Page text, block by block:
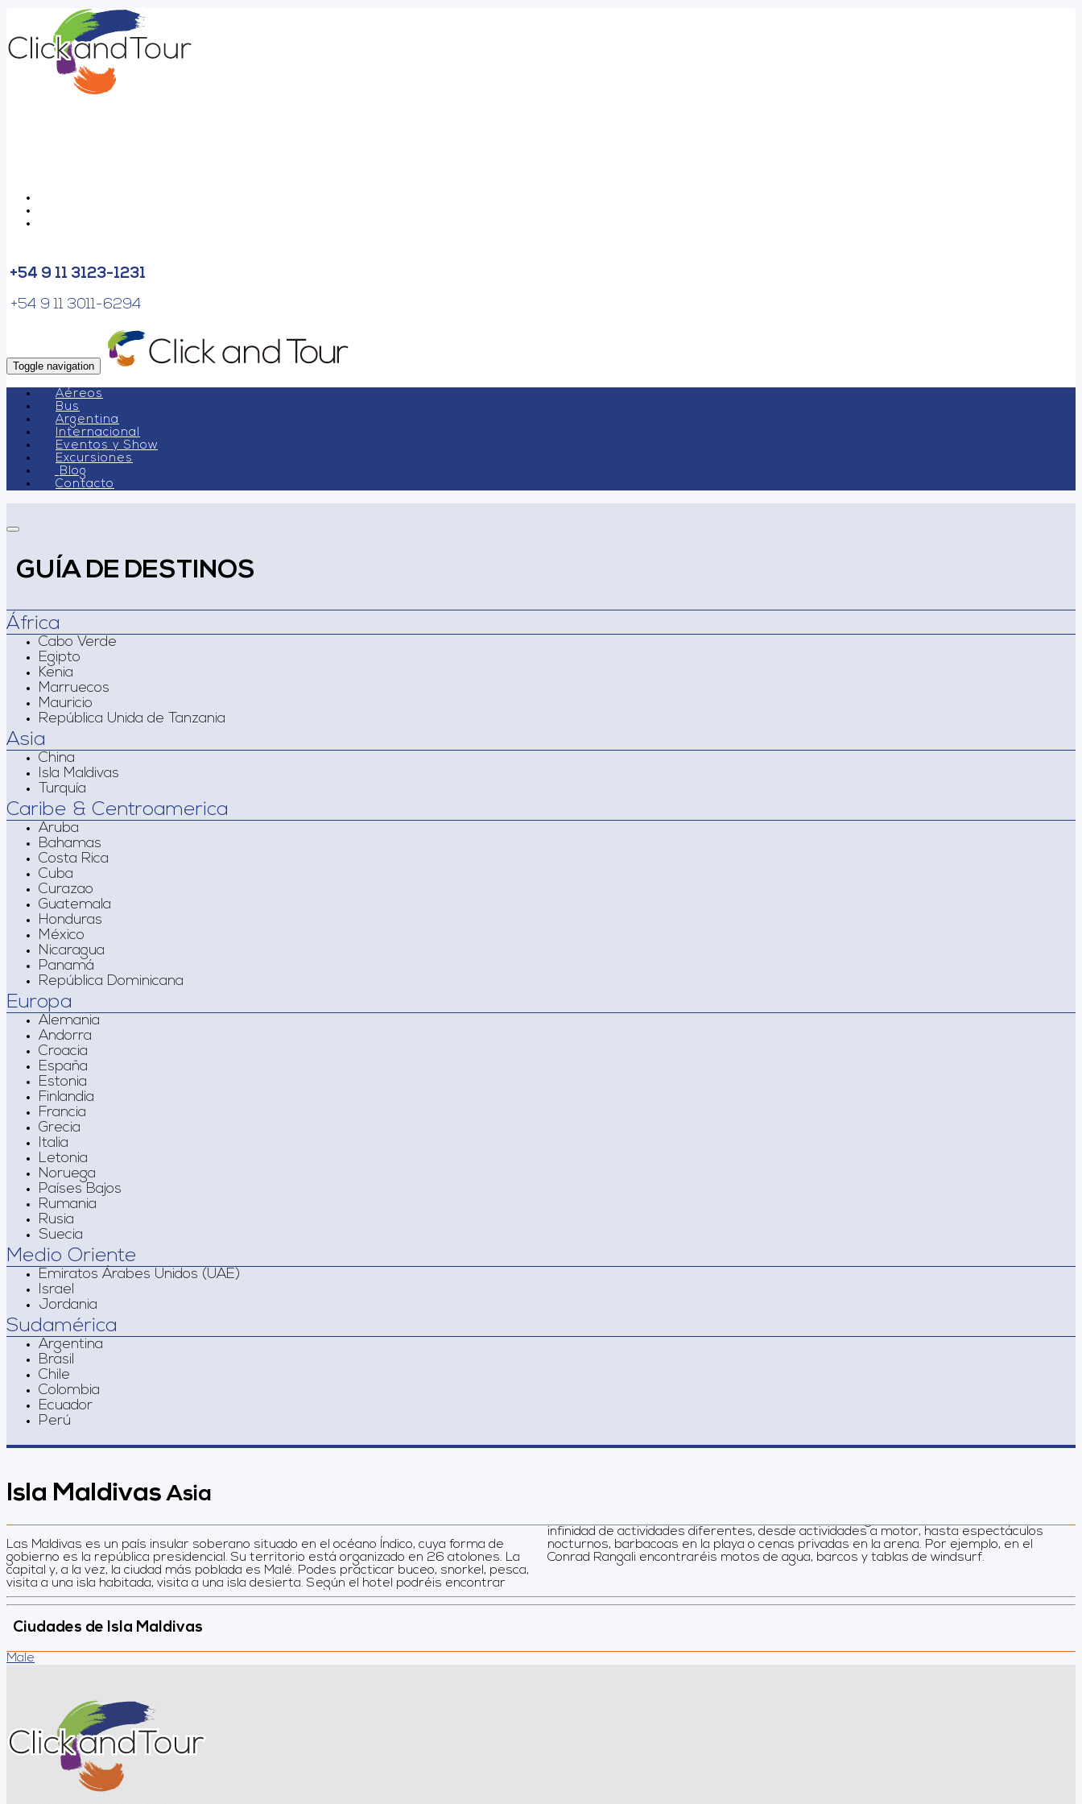
+54 9 11 3123-1231
+54 9 11 3011-6294
Toggle navigation
Aéreos
Bus
Argentina
Internacional
Eventos y Show
Excursiones
Blog
Contacto
GUÍA DE DESTINOS
África
Cabo Verde
Egipto
Kenia
Marruecos
Mauricio
República Unida de Tanzania
Asia
China
Isla Maldivas
Turquía
Caribe & Centroamerica
Aruba
Bahamas
Costa Rica
Cuba
Curazao
Guatemala
Honduras
México
Nicaragua
Panamá
República Dominicana
Europa
Alemania
Andorra
Croacia
España
Estonia
Finlandia
Francia
Grecia
Italia
Letonia
Noruega
Países Bajos
Rumania
Rusia
Suecia
Medio Oriente
Emiratos Árabes Unidos (UAE)
Israel
Jordania
Sudamérica
Argentina
Brasil
Chile
Colombia
Ecuador
Perú
Isla MaldivasAsia
Las Maldivas es un país insular soberano situado en el océano Índico, cuya forma de
gobierno es la república presidencial. Su territorio está organizado en 26 atolones. La
capital y, a la vez, la ciudad más poblada es Malé. Podes practicar buceo, snorkel, pesca,
visita a una isla habitada, visita a una isla desierta. Según el hotel podréis encontrar
infinidad de actividades diferentes, desde actividades a motor, hasta espectáculos
nocturnos, barbacoas en la playa o cenas privadas en la arena. Por ejemplo, en el
Conrad Rangali encontraréis motos de agua, barcos y tablas de windsurf.
Ciudades de Isla Maldivas
Male